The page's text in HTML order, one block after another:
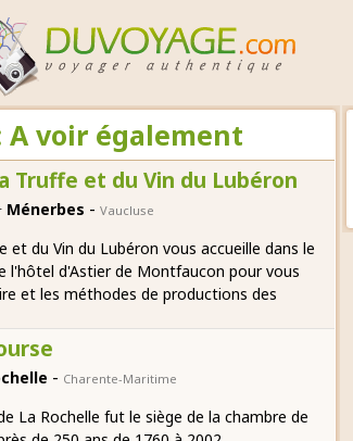
A voir également
Truffe et du Vin du Lubéron
Ménerbes - Vaucluse
et du Vin du Lubéron vous accueille dans le
l'hôtel d'Astier de Montfaucon pour vous
et les méthodes de productions des
- Charente-Maritime
La Rochelle fut le siège de la chambre de